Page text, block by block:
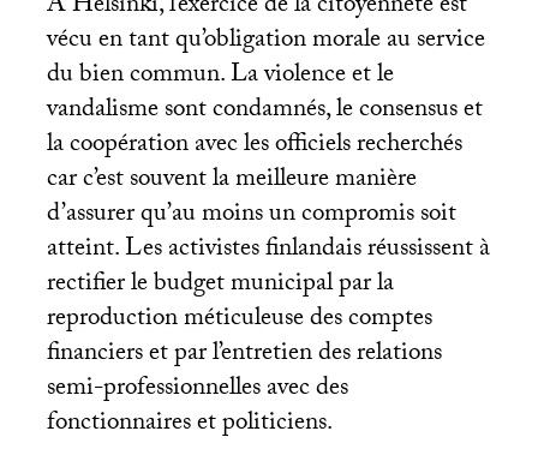
vécu en tant qu’obligation morale au service
du bien commun. La violence et le
vandalisme sont condamnés, le consensus et
la coopération avec les officiels recherchés
car c’est souvent la meilleure manière
d’assurer qu’au moins un compromis soit
atteint. Les activistes finlandais réussissent à
rectifier le budget municipal par la
reproduction méticuleuse des comptes
financiers et par l’entretien des relations
semi-professionnelles avec des
fonctionnaires et politiciens.